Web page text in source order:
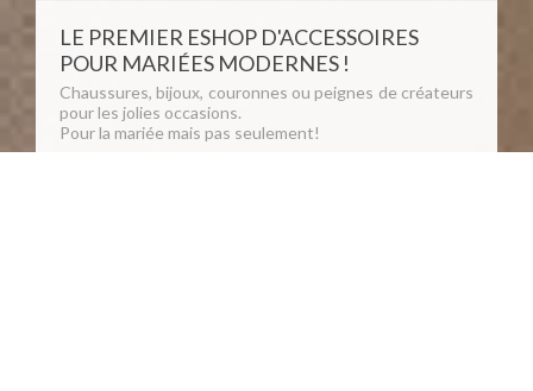
LE PREMIER ESHOP D'ACCESSOIRES
POUR MARIÉES MODERNES !
Chaussures, bijoux, couronnes ou peignes de créateurs
pour les jolies occasions.
Pour la mariée mais pas seulement!